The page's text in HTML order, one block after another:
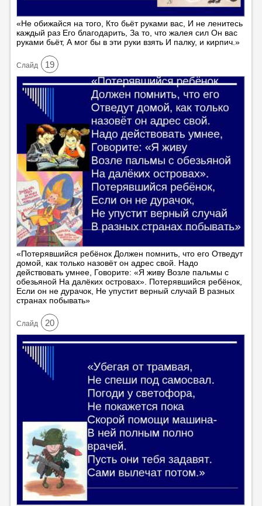
«Не обижайся на того, Кто бьёт руками вас, И не ленитесь
каждый раз Его благодарить, За то, что жалея сил Он вас
руками бьёт, А мог бы в эти руки взять И палку, и кирпич.»
Cлайд 19
«Потерявшийся ребёнок Должен помнить, что его Отведут
домой, как только назовёт он адрес свой. Надо
действовать умнее, Говорите: «Я живу Возле пальмы с
обезьяной На далёких островах». Потерявшийся ребёнок,
Если он не дурачок, Не упустит верный случай В разных
странах побывать»
Cлайд 20